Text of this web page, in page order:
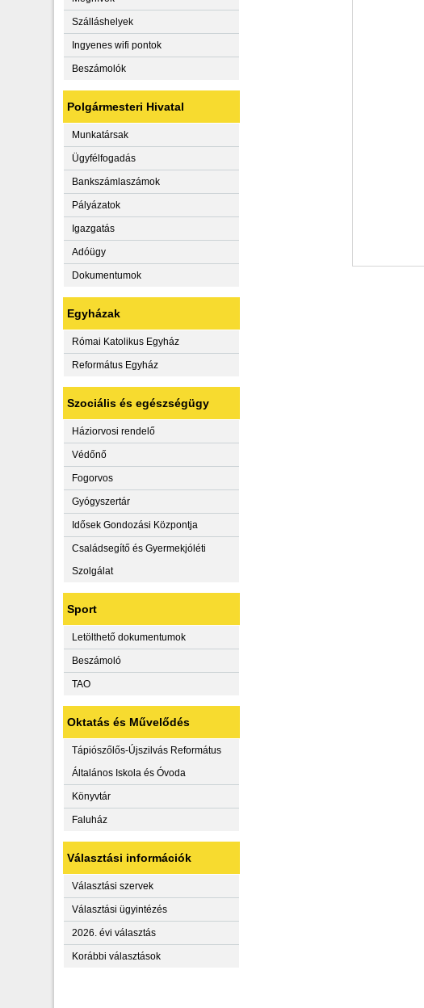
Szálláshelyek
Ingyenes wifi pontok
Beszámolók
Polgármesteri Hivatal
Munkatársak
Ügyfélfogadás
Bankszámlaszámok
Pályázatok
Igazgatás
Adóügy
Dokumentumok
Egyházak
Római Katolikus Egyház
Református Egyház
Szociális és egészségügy
Háziorvosi rendelő
Védőnő
Fogorvos
Gyógyszertár
Idősek Gondozási Központja
Családsegítő és Gyermekjóléti
Szolgálat
Sport
Letölthető dokumentumok
Beszámoló
TAO
Oktatás és Művelődés
Tápiószőlős-Újszilvás Református
Általános Iskola és Óvoda
Könyvtár
Faluház
Választási információk
Választási szervek
Választási ügyintézés
2026. évi választás
Korábbi választások